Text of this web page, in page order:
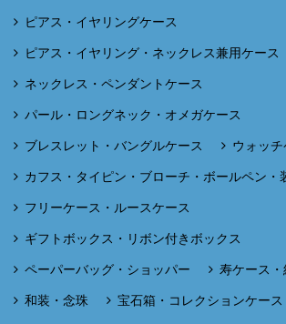
ピアス・イヤリングケース
ピアス・イヤリング・ネックレス兼用ケース
ネックレス・ペンダントケース
パール・ロングネック・オメガケース
ブレスレット・バングルケース ウォッチ
カフス・タイピン・ブローチ・ボールペン・
フリーケース・ルースケース
ギフトボックス・リボン付きボックス
ペーパーバッグ・ショッパー 寿ケース
和装・念珠 宝石箱・コレクションケース